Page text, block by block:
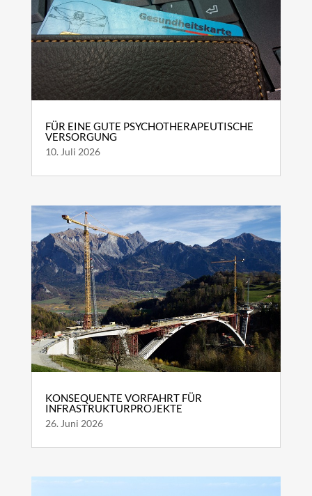
FÜR EINE GUTE PSYCHOTHERAPEUTISCHE
VERSORGUNG
10. Juli 2026
KONSEQUENTE VORFAHRT FÜR
INFRASTRUKTURPROJEKTE
26. Juni 2026